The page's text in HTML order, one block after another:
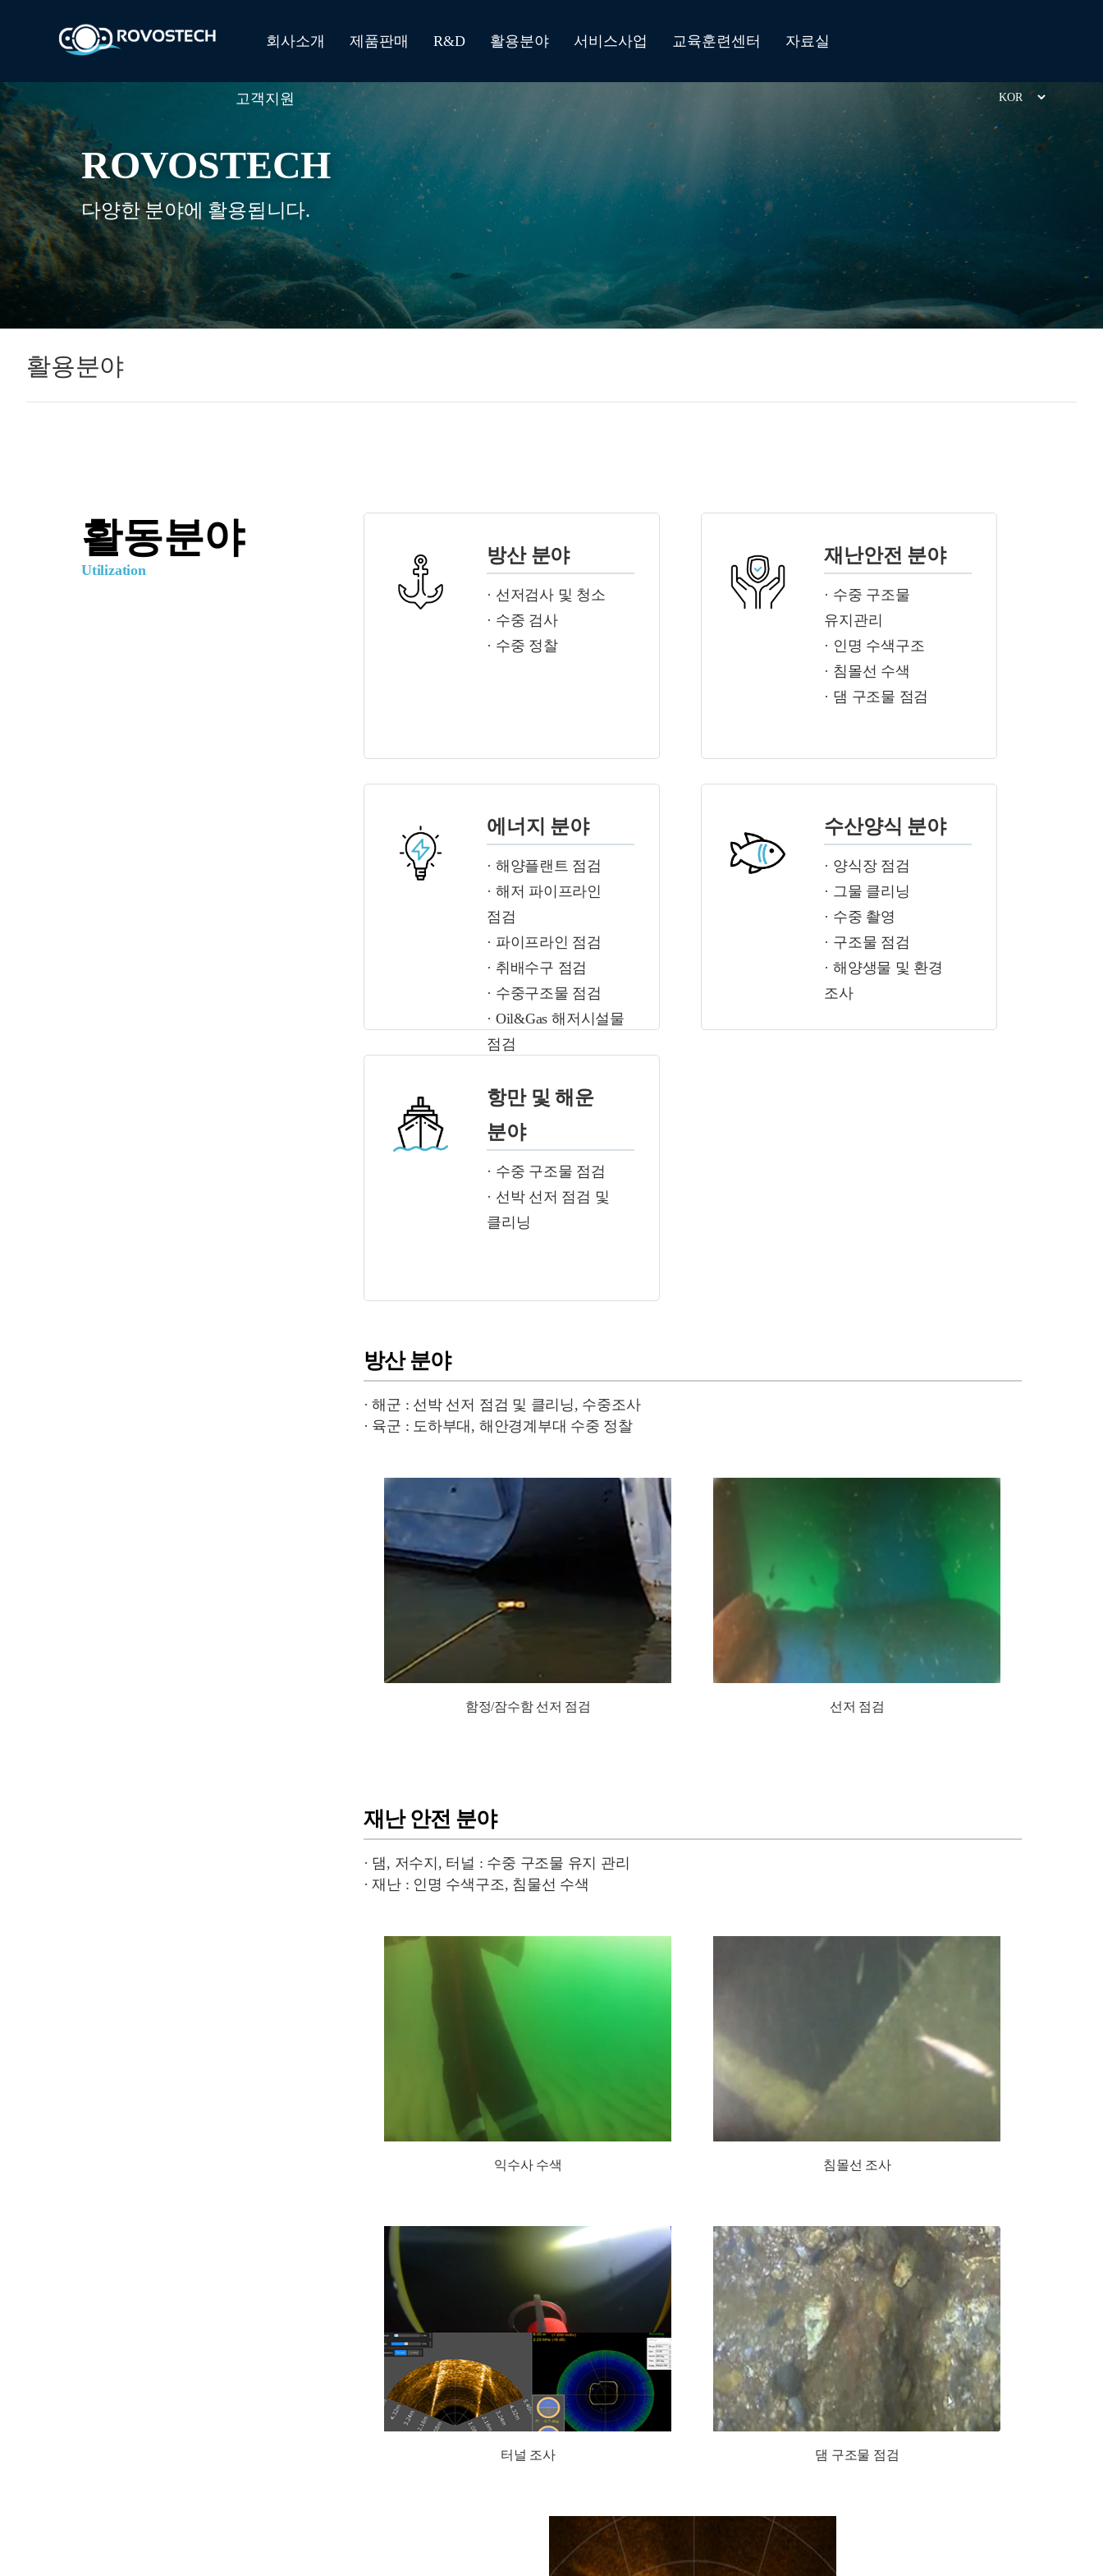
회사소개 제품판매 R&D 활용분야 서비스사업 교육훈련센터 자료실
고객지원
ROVOSTECH
다양한 분야에 활용됩니다.
활용분야
활동분야
Utilization
방산 분야
· 선저검사 및 청소
· 수중 검사
· 수중 정찰
재난안전 분야
· 수중 구조물
유지관리
· 인명 수색구조
· 침몰선 수색
· 댐 구조물 점검
에너지 분야
· 해양플랜트 점검
· 해저 파이프라인
점검
· 파이프라인 점검
· 취배수구 점검
· 수중구조물 점검
· Oil&Gas 해저시설물
점검
수산양식 분야
· 양식장 점검
· 그물 클리닝
· 수중 촬영
· 구조물 점검
· 해양생물 및 환경
조사
항만 및 해운
분야
· 수중 구조물 점검
· 선박 선저 점검 및
클리닝
방산 분야
· 해군 : 선박 선저 점검 및 클리닝, 수중조사
· 육군 : 도하부대, 해안경계부대 수중 정찰
함정/잠수함 선저 점검 선저 점검
재난 안전 분야
· 댐, 저수지, 터널 : 수중 구조물 유지 관리
· 재난 : 인명 수색구조, 침물선 수색
익수사 수색 침몰선 조사
터널 조사 댐 구조물 점검